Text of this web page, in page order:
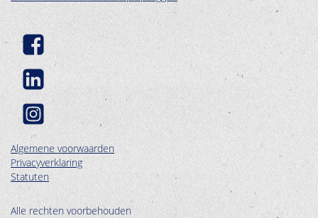
Algemene voorwaarden
Privacyverklaring
Statuten
Alle rechten voorbehouden